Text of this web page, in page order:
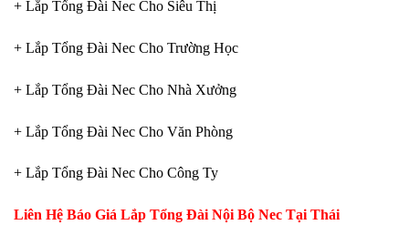
+ Lắp Tổng Đài Nec Cho Siêu Thị
+ Lắp Tổng Đài Nec Cho Trường Học
+ Lắp Tổng Đài Nec Cho Nhà Xưởng
+ Lắp Tổng Đài Nec Cho Văn Phòng
+ Lắp Tổng Đài Nec Cho Công Ty
Liên Hệ Báo Giá Lắp Tổng Đài Nội Bộ Nec Tại Thái